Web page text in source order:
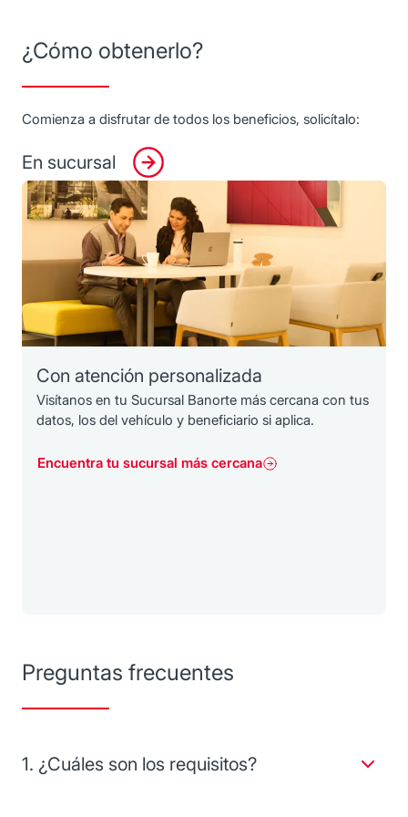
¿Cómo obtenerlo?
Comienza a disfrutar de todos los beneficios, solicítalo:
En sucursal
Con atención personalizada
Visítanos en tu Sucursal Banorte más cercana con tus
datos, los del vehículo y beneficiario si aplica.
Encuentra tu sucursal más cercana
Preguntas frecuentes
1. ¿Cuáles son los requisitos?